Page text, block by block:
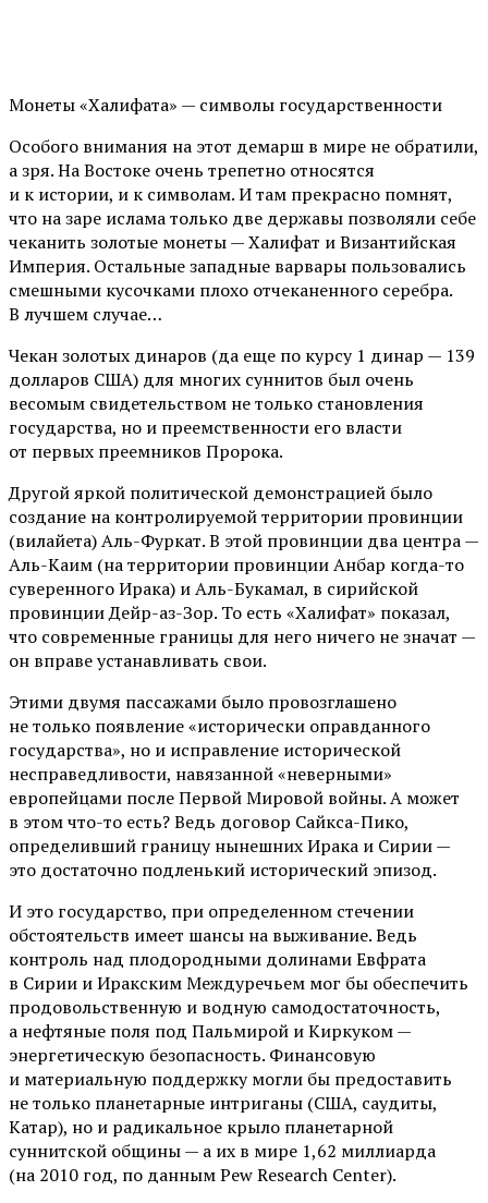
Монеты «Халифата» — символы государственности
Особого внимания на этот демарш в мире не обратили,
а зря. На Востоке очень трепетно относятся
и к истории, и к символам. И там прекрасно помнят,
что на заре ислама только две державы позволяли себе
чеканить золотые монеты — Халифат и Византийская
Империя. Остальные западные варвары пользовались
смешными кусочками плохо отчеканенного серебра.
В лучшем случае…
Чекан золотых динаров (да еще по курсу 1 динар — 139
долларов США) для многих суннитов был очень
весомым свидетельством не только становления
государства, но и преемственности его власти
от первых преемников Пророка.
Другой яркой политической демонстрацией было
создание на контролируемой территории провинции
(вилайета) Аль-Фуркат. В этой провинции два центра —
Аль-Каим (на территории провинции Анбар когда-то
суверенного Ирака) и Аль-Букамал, в сирийской
провинции Дейр-аз-Зор. То есть «Халифат» показал,
что современные границы для него ничего не значат —
он вправе устанавливать свои.
Этими двумя пассажами было провозглашено
не только появление «исторически оправданного
государства», но и исправление исторической
несправедливости, навязанной «неверными»
европейцами после Первой Мировой войны. А может
в этом что-то есть? Ведь договор Сайкса-Пико,
определивший границу нынешних Ирака и Сирии —
это достаточно подленький исторический эпизод.
И это государство, при определенном стечении
обстоятельств имеет шансы на выживание. Ведь
контроль над плодородными долинами Евфрата
в Сирии и Иракским Междуречьем мог бы обеспечить
продовольственную и водную самодостаточность,
а нефтяные поля под Пальмирой и Киркуком —
энергетическую безопасность. Финансовую
и материальную поддержку могли бы предоставить
не только планетарные интриганы (США, саудиты,
Катар), но и радикальное крыло планетарной
суннитской общины — а их в мире 1,62 миллиарда
(на 2010 год, по данным Pew Research Center).